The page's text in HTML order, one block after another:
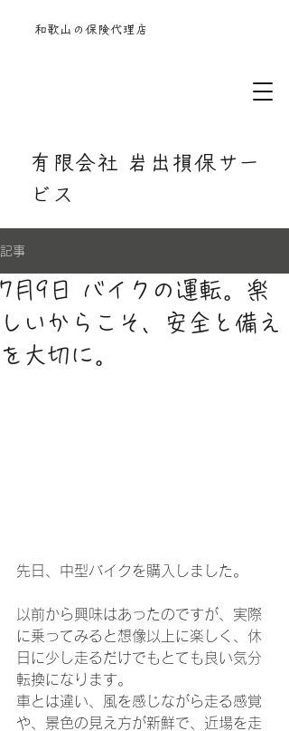
和歌山の保険代理店
有限会社 岩出損保サー
ビス
記事
7月9日 バイクの運転。楽
しいからこそ、安全と備え
を大切に。
先日、中型バイクを購入しました。
以前から興味はあったのですが、実際
に乗ってみると想像以上に楽しく、休
日に少し走るだけでもとても良い気分
転換になります。
車とは違い、風を感じながら走る感覚
や、景色の見え方が新鮮で、近場を走